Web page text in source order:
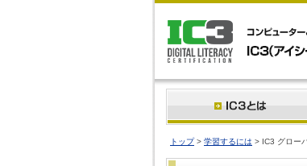
トップ> 学習するには > IC3 グロー